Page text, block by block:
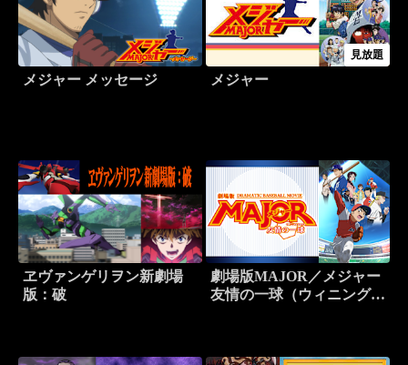
メジャー メッセージ
見放題
メジャー
ヱヴァンゲリヲン新劇場
版：破
劇場版MAJOR／メジャー
友情の一球（ウィニングシ